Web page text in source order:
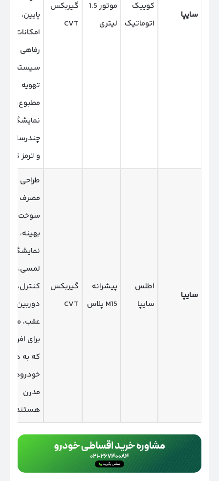
سایپا
کوییک
اتوماتیک
موتور 1.5
لیتری
گیربکس
CVT
پایین،
امکانات
رفاهی مانند
سیستم
تهویه
مطبوع،
نمایشگر
چندرسانه‌ای
و ترمز ABS.
سایپا
اطلس
سایپا
پیشرانه
M15 پلاس
گیربکس
CVT
طراحی
مصرف
سوخت
بهینه،
نمایشگر
لمسی، کروز
کنترل،
دوربین
عقب،
برای افرادی
که به دنبال
خودروهای
مدرن
هستند.